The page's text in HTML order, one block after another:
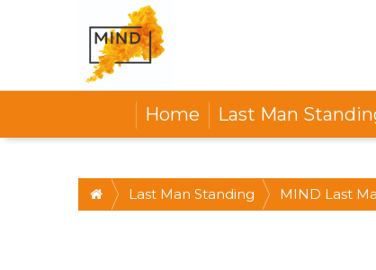
Home Last Man
Last Man Standing
MIND Last